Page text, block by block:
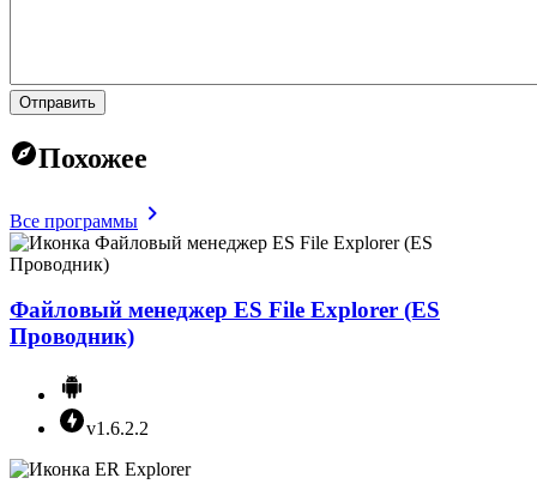
Отправить
Похожее
Все программы
Файловый менеджер ES File Explorer (ES
Проводник)
v1.6.2.2